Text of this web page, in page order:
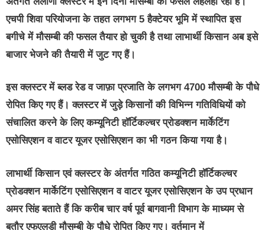
एचपी शिवा परियोजना के तहत लगभग 5 हैक्टेयर भूमि में स्थापित इस
बगीचे में मौसम्बी की फसल तैयार हो चुकी है तथा लाभार्थी किसान अब इसे
बाजार भेजने की तैयारी में जुट गए हैं।
इस क्लस्टर में ब्लड रेड व जाफ़ा प्रजाति के लगभग 4700 मौसम्बी के पौधे
रोपित किए गए हैं। क्लस्टर में जुड़े किसानों की विभिन्न गतिविधियों को
संचालित करने के लिए कम्यूनिटी हॉर्टिकल्चर प्रोडक्शन मार्केटिंग
एसोसिएशन व वाटर यूजर एसोसिएशन का भी गठन किया गया है।
लाभार्थी किसान एवं क्लस्टर के अंतर्गत गठित कम्यूनिटी हॉर्टिकल्चर
प्रोडक्शन मार्केटिंग एसोसिएशन व वाटर यूजर एसोसिएशन के उप प्रधान
अमर सिंह बताते हैं कि करीब चार वर्ष पूर्व बागवानी विभाग के माध्यम से
बतौर एफएलडी मौसम्बी के पौधे रोपित किए गए। वर्तमान में